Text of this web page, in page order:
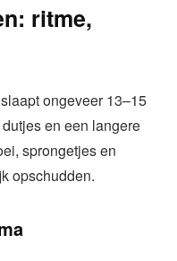
ritme,
ongeveer 13–15
en een langere
sprongetjes en
opschudden.